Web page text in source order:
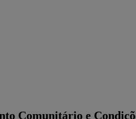
Comunitário e